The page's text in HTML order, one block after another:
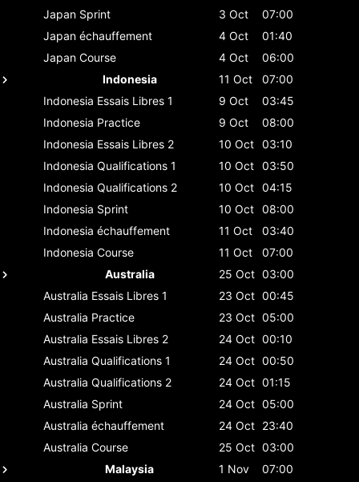
Japan Sprint 3 Oct
07:00
Japan échauffement 4 Oct
01:40
Japan Course 4 Oct
06:00
Indonesia
11 Oct
07:00
Indonesia Essais Libres 1 9 Oct
03:45
Indonesia Practice 9 Oct
08:00
Indonesia Essais Libres 2 10 Oct 03:10
Indonesia Qualifications 1 10 Oct 03:50
Indonesia Qualifications 2 10 Oct 04:15
Indonesia Sprint 10 Oct 08:00
Indonesia échauffement 11 Oct
03:40
Indonesia Course 11 Oct
07:00
Australia
25 Oct 03:00
Australia Essais Libres 1 23 Oct 00:45
Australia Practice 23 Oct 05:00
Australia Essais Libres 2 24 Oct 00:10
Australia Qualifications 1 24 Oct 00:50
Australia Qualifications 2 24 Oct 01:15
Australia Sprint 24 Oct 05:00
Australia échauffement 24 Oct 23:40
Australia Course 25 Oct 03:00
Malaysia
1 Nov
07:00